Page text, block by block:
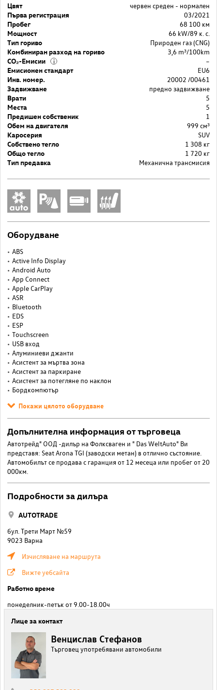
Цвят
червен среден - нормален
Първа регистрация
03/2021
Пробег
68 100 км
Мощност
66 kW/89 к. с.
Тип гориво
Природен газ (CNG)
Комбиниран разход на гориво
3,6 m³/100km
CO₂-Емисии
i
–
Емисионен стандарт
EU6
Инв. номер.
20002 /00461
Задвижване
предно задвижване
Врати
5
Места
5
Предишен собственик
1
Обем на двигателя
999 cм³
Каросерия
SUV
Собствено тегло
1 308 кг
Общо тегло
1 720 кг
Тип предавка
Механична трансмисия
Оборудване
ABS
Active Info Display
Android Auto
App Connect
Apple CarPlay
ASR
Bluetooth
EDS
ESP
Touchscreen
USB вход
Алуминиеви джанти
Асистент за мъртва зона
Асистент за паркиране
Асистент за потегляне по наклон
Бордкомпютър
Покажи цялото оборудване
Допълнителна информация от търговеца
Автотрейд" ООД -дилър на Фолксваген и " Das WeltAuto" Ви
представя: Seat Arona TGI (заводски метан) в отлично състояние.
Автомобилът се продава с гаранция от 12 месеца или пробег от 20
000км.
Подробности за дилъра
AUTOTRADE
бул. Трети Март №59
9023 Варна
Изчисляване на маршрута
Вижте уебсайта
Работно време
понеделник-петък от 9.00-18.00ч
Лице за контакт
Венцислав Стефанов
Търговец употребявани автомобили